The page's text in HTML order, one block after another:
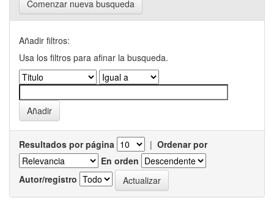
Comenzar nueva busqueda
Añadir filtros:
Usa los filtros para afinar la busqueda.
Resultados por página | Ordenar por
En orden
Autor/registro